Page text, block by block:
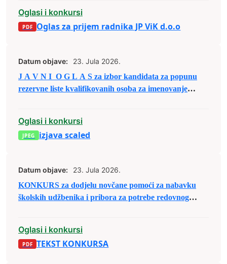
Oglasi i konkursi
Oglas za prijem radnika JP ViK d.o.o
Datum objave:
23. Jula 2026.
J A V N I O G L A S za izbor kandidata za popunu
rezervne liste kvalifikovanih osoba za imenovanje
Oglasi i konkursi
izjava scaled
Datum objave:
23. Jula 2026.
KONKURS za dodjelu novčane pomoći za nabavku
školskih udžbenika i pribora za potrebe redovnog
Oglasi i konkursi
TEKST KONKURSA